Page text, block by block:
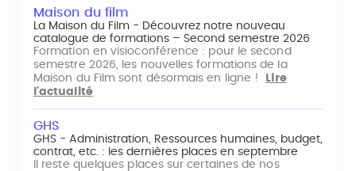
Maison du film
La Maison du Film - Découvrez notre nouveau
catalogue de formations – Second semestre 2026
Formation en visioconférence : pour le second
semestre 2026, les nouvelles formations de la
Maison du Film sont désormais en ligne !
Lire
l'actualité
GHS
GHS - Administration, Ressources humaines, budget,
contrat, etc. : les dernières places en septembre
Il reste quelques places sur certaines de nos